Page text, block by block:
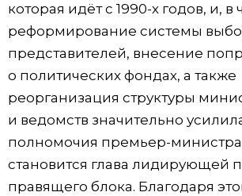
которая идёт с 1990-х годов, и, в
реформирование системы
представителей, внесение
о политических фондах, а также
реорганизация структуры
и ведомств значительно
полномочия премьер-
становится глава лидирующей
правящего блока. Благодаря